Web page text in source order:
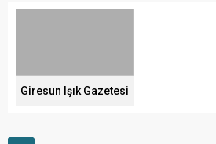
Giresun Işık Gazetesi